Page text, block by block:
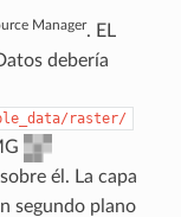
Manager. EL
debería
raster/
él. La capa
segundo plano